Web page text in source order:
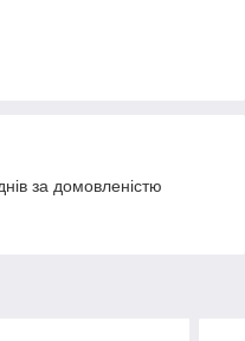
за домовленістю